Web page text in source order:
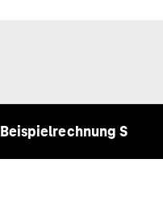
Beispielrechnung S